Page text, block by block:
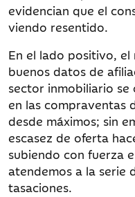
evidencian que el
viendo resentido.
En el lado positivo,
buenos datos de
sector inmobiliario se
en las compraventas
desde máximos; sin
escasez de oferta
subiendo con fuerza
atendemos a la serie
tasaciones.